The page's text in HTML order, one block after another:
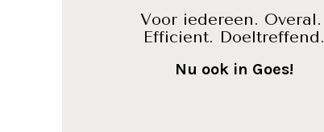
Voor iedereen. Overal.
Efficient. Doeltreffend.
Nu ook in Goes!